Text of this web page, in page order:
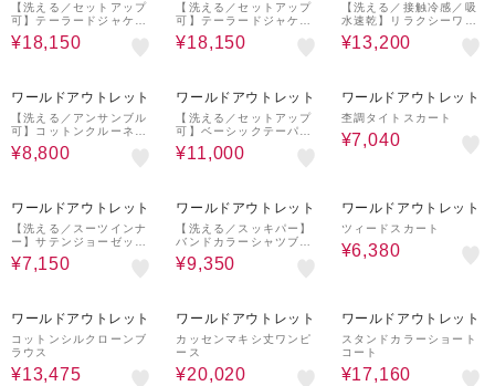
【洗える／セットアップ
可】テーラードジャケッ
ト
¥18,150
【洗える／セットアップ
可】テーラードジャケッ
ト
¥18,150
【洗える／接触冷感／吸
水速乾】リラクシーワイ
ドパンツ
¥13,200
ワールドアウトレット
【洗える／アンサンブル
可】コットンクルーネッ
クカーディガン
¥8,800
ワールドアウトレット
【洗える／セットアップ
可】ベーシックテーパー
ドパンツ
¥11,000
ワールドアウトレット
杢調タイトスカート
¥7,040
ワールドアウトレット
【洗える／スーツインナ
ー】サテンジョーゼット
ブラウス
¥7,150
ワールドアウトレット
【洗える／スッキパー】
バンドカラーシャツブラ
ウス
¥9,350
ワールドアウトレット
ツィードスカート
¥6,380
ワールドアウトレット
コットンシルクローンブ
ラウス
¥13,475
ワールドアウトレット
カッセンマキシ丈ワンピ
ース
¥20,020
ワールドアウトレット
スタンドカラーショート
コート
¥17,160